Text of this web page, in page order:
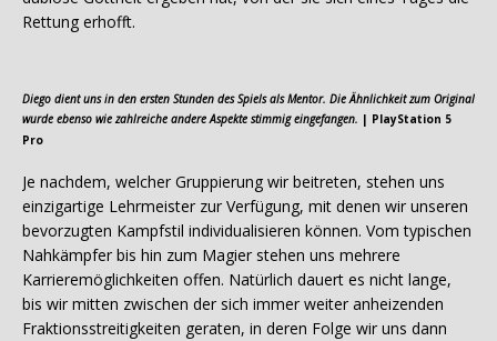
Rettung erhofft.
Diego dient uns in den ersten Stunden des Spiels als Mentor. Die Ähnlichkeit zum Original
wurde ebenso wie zahlreiche andere Aspekte stimmig eingefangen. | PlayStation 5
Pro
Je nachdem, welcher Gruppierung wir beitreten, stehen uns
einzigartige Lehrmeister zur Verfügung, mit denen wir unseren
bevorzugten Kampfstil individualisieren können. Vom typischen
Nahkämpfer bis hin zum Magier stehen uns mehrere
Karrieremöglichkeiten offen. Natürlich dauert es nicht lange,
bis wir mitten zwischen der sich immer weiter anheizenden
Fraktionsstreitigkeiten geraten, in deren Folge wir uns dann